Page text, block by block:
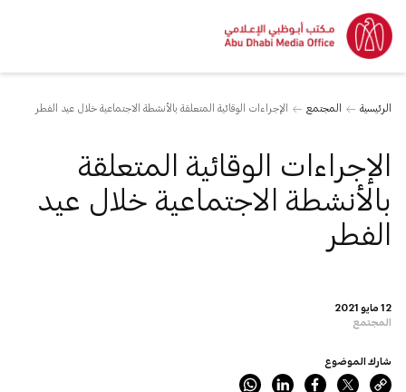
الرئيسية المجتمع الإجراءات الوقائية المتعلقة بالأنشطة الاجتماعية خلال عيد الفطر
12 مايو 2021
المجتمع
الإجراءات الوقائية المتعلقة
بالأنشطة الاجتماعية خلال عيد
الفطر
شارك الموضوع